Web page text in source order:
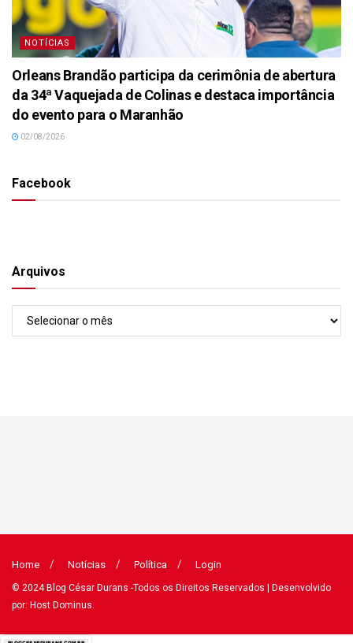
NOTÍCIAS
Orleans Brandão participa da cerimônia de abertura
da 34ª Vaquejada de Colinas e destaca importância
do evento para o Maranhão
02/08/2026
Facebook
Arquivos
Home Notícias Política Login
© 2024 Blog César Durans -Todos os Direitos Reservados
| Desenvolvido
por: Host Dominus.